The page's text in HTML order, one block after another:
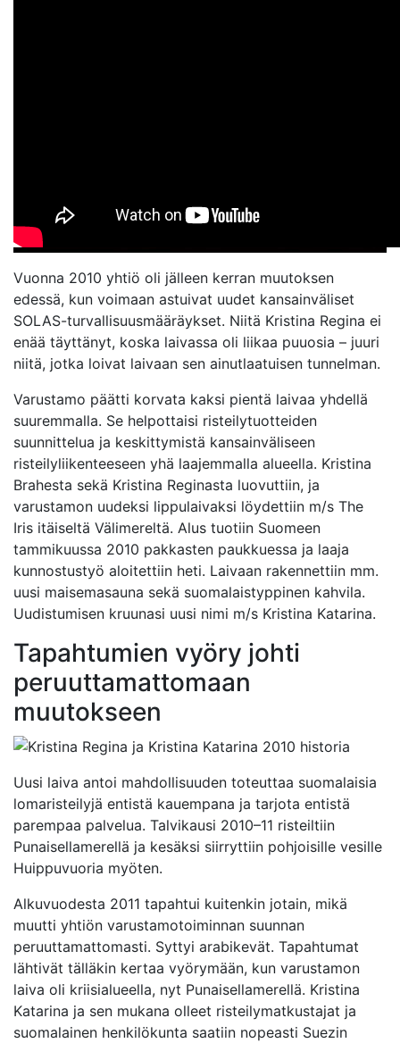
Vuonna 2010 yhtiö oli jälleen kerran muutoksen
edessä, kun voimaan astuivat uudet kansainväliset
SOLAS-turvallisuusmääräykset. Niitä Kristina Regina ei
enää täyttänyt, koska laivassa oli liikaa puuosia – juuri
niitä, jotka loivat laivaan sen ainutlaatuisen tunnelman.
Varustamo päätti korvata kaksi pientä laivaa yhdellä
suuremmalla. Se helpottaisi risteilytuotteiden
suunnittelua ja keskittymistä kansainväliseen
risteilyliikenteeseen yhä laajemmalla alueella. Kristina
Brahesta sekä Kristina Reginasta luovuttiin, ja
varustamon uudeksi lippulaivaksi löydettiin m/s The
Iris itäiseltä Välimereltä. Alus tuotiin Suomeen
tammikuussa 2010 pakkasten paukkuessa ja laaja
kunnostustyö aloitettiin heti. Laivaan rakennettiin mm.
uusi maisemasauna sekä suomalaistyppinen kahvila.
Uudistumisen kruunasi uusi nimi m/s Kristina Katarina.
Tapahtumien vyöry johti
peruuttamattomaan
muutokseen
Uusi laiva antoi mahdollisuuden toteuttaa suomalaisia
lomaristeilyjä entistä kauempana ja tarjota entistä
parempaa palvelua. Talvikausi 2010–11 risteiltiin
Punaisellamerellä ja kesäksi siirryttiin pohjoisille vesille
Huippuvuoria myöten.
Alkuvuodesta 2011 tapahtui kuitenkin jotain, mikä
muutti yhtiön varustamotoiminnan suunnan
peruuttamattomasti. Syttyi arabikevät. Tapahtumat
lähtivät tälläkin kertaa vyörymään, kun varustamon
laiva oli kriisialueella, nyt Punaisellamerellä. Kristina
Katarina ja sen mukana olleet risteilymatkustajat ja
suomalainen henkilökunta saatiin nopeasti Suezin